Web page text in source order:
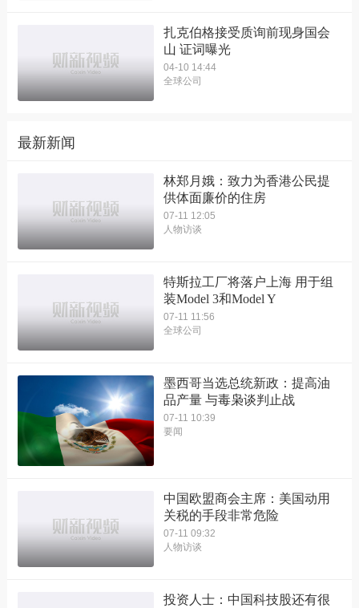
扎克伯格接受质询前现身国会
山 证词曝光
04-10 14:44
全球公司
最新新闻
林郑月娥：致力为香港公民提
供体面廉价的住房
07-11 12:05
人物访谈
特斯拉工厂将落户上海 用于组
装Model 3和Model Y
07-11 11:56
全球公司
墨西哥当选总统新政：提高油
品产量 与毒枭谈判止战
07-11 10:39
要闻
中国欧盟商会主席：美国动用
关税的手段非常危险
07-11 09:32
人物访谈
投资人士：中国科技股还有很